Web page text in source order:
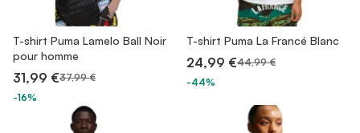
T-shirt Puma Lamelo Ball Noir
pour homme
31,99 €37,99 €
-16%
T-shirt Puma La Francé Blanc
24,99 €44,99 €
-44%